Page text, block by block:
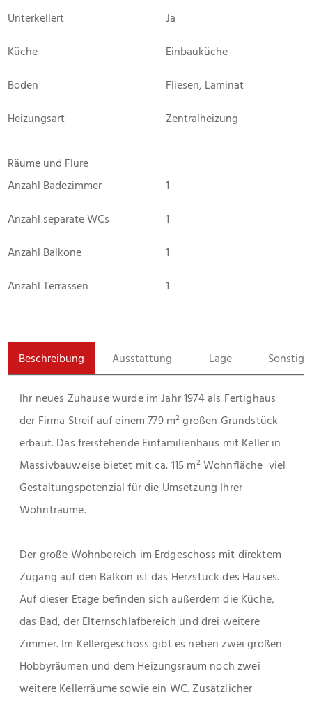
Unterkellert
Ja
Küche
Einbauküche
Boden
Fliesen, Laminat
Heizungsart
Zentralheizung
Räume und Flure
Anzahl Badezimmer
1
Anzahl separate WCs
1
Anzahl Balkone
1
Anzahl Terrassen
1
Beschreibung Ausstattung Lage
Ihr neues Zuhause wurde im Jahr 1974 als Fertighaus
der Firma Streif auf einem 779 m² großen Grundstück
erbaut. Das freistehende Einfamilienhaus mit Keller in
Massivbauweise bietet mit ca. 115 m² Wohnfläche  viel
Gestaltungspotenzial für die Umsetzung Ihrer
Wohnträume.
Der große Wohnbereich im Erdgeschoss mit direktem
Zugang auf den Balkon ist das Herzstück des Hauses.
Auf dieser Etage befinden sich außerdem die Küche,
das Bad, der Elternschlafbereich und drei weitere
Zimmer. Im Kellergeschoss gibt es neben zwei großen
Hobbyräumen und dem Heizungsraum noch zwei
weitere Kellerräume sowie ein WC. Zusätzlicher